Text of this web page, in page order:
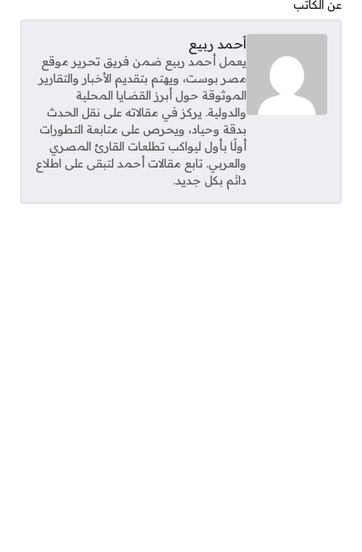
عن الكاتب
أحمد ربيع
يعمل أحمد ربيع ضمن فريق تحرير موقع
مصر بوست، ويهتم بتقديم الأخبار والتقارير
الموثوقة حول أبرز القضايا المحلية
والدولية. يركز في مقالاته على نقل الحدث
بدقة وحياد، ويحرص على متابعة التطورات
أولًا بأول ليواكب تطلعات القارئ المصري
والعربي. تابع مقالات أحمد لتبقى على اطلاع
دائم بكل جديد.